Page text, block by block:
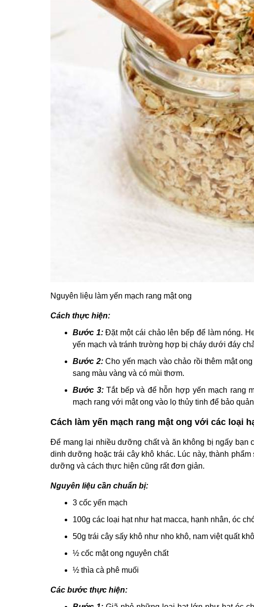
Nguyên liệu làm yến mạch rang mật ong
Cách thực hiện:
Bước 1:Đặt một cái chảo lên bếp để làm nóng.
yến mạch và tránh trường hợp bị cháy dưới đáy
Bước 2: Cho yến mạch vào chảo rồi thêm mật
sang màu vàng và có mùi thơm.
Bước 3: Tắt bếp và để hỗn hợp yến mạch rang
mạch rang với mật ong vào lọ thủy tinh để bảo
Cách làm yến mạch rang mật ong với các loại
Để mang lại nhiều dưỡng chất và ăn không bị ngấy bạn
dinh dưỡng hoặc trái cây khô khác. Lúc này, thành
dưỡng và cách thực hiện cũng rất đơn giản.
Nguyên liệu cần chuẩn bị:
3 cốc yến mạch
100g các loại hạt như hạt macca, hạnh nhân, óc
50g trái cây sấy khô như nho khô, nam việt quất
½ cốc mật ong nguyên chất
½ thìa cà phê muối
Các bước thực hiện: